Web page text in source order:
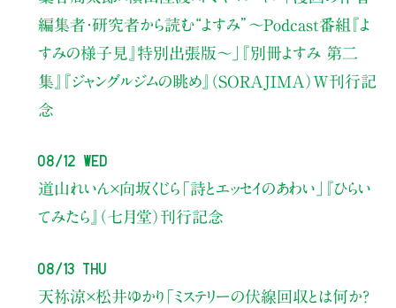
編集者・研究者から読む“よすみ” 〜Podcast番組『よ
すみの様子見』特別出張版〜」
『別冊よすみ 第二
集』『ジャングルジムの眺め』（SORAJIMA）W刊行記
念
08/12 Wed
道山れいん×向坂くじら 「詩とエッセイのあわい」
『ひらい
てみたら』（七月堂）刊行記念
08/13 Thu
天祢涼×松井ゆかり 「ミステリーの伏線回収とは何か？